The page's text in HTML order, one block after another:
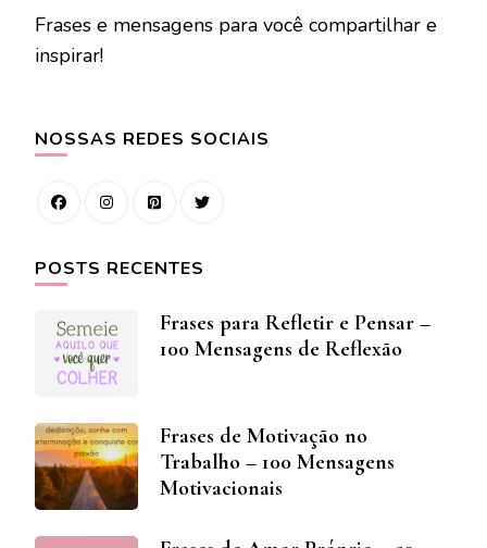
Frases e mensagens para você compartilhar e
inspirar!
NOSSAS REDES SOCIAIS
POSTS RECENTES
Frases para Refletir e Pensar –
100 Mensagens de Reflexão
Frases de Motivação no
Trabalho – 100 Mensagens
Motivacionais